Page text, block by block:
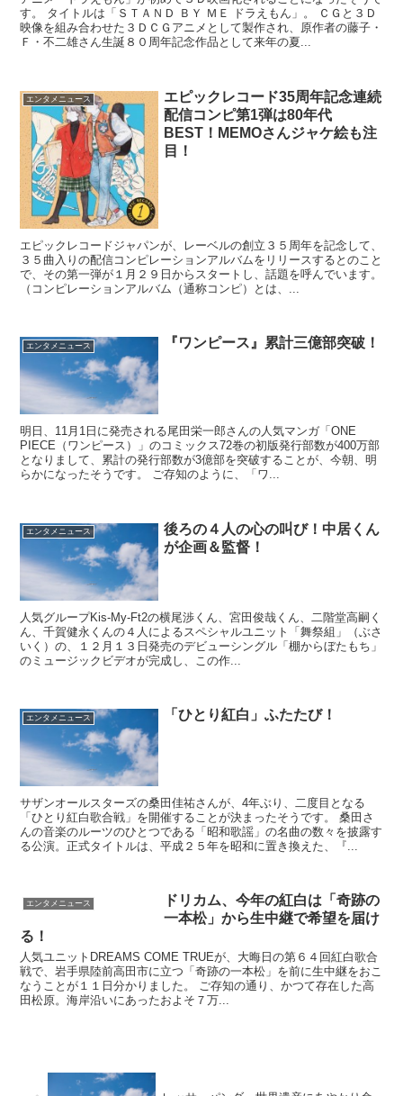
す。 タイトルは「ＳＴＡＮＤ ＢＹ ＭＥ ドラえもん」。 ＣＧと３Ｄ
映像を組み合わせた３ＤＣＧアニメとして製作され、原作者の藤子・
Ｆ・不二雄さん生誕８０周年記念作品として来年の夏...
エンタメニュース
エピックレコード35周年記念連続
配信コンピ第1弾は80年代
BEST！MEMOさんジャケ絵も注
目！
エピックレコードジャパンが、レーベルの創立３５周年を記念して、
３５曲入りの配信コンピレーションアルバムをリリースするとのこと
で、その第一弾が１月２９日からスタートし、話題を呼んでいます。
（コンピレーションアルバム（通称コンピ）とは、...
エンタメニュース 『ワンピース』累計三億部突破！
明日、11月1日に発売される尾田栄一郎さんの人気マンガ「ONE
PIECE（ワンピース）」のコミックス72巻の初版発行部数が400万部
となりまして、累計の発行部数が3億部を突破することが、今朝、明
らかになったそうです。 ご存知のように、「ワ...
エンタメニュース
後ろの４人の心の叫び！中居くん
が企画＆監督！
人気グループKis-My-Ft2の横尾渉くん、宮田俊哉くん、二階堂高嗣く
ん、千賀健永くんの４人によるスペシャルユニット「舞祭組」（ぶさ
いく）の、１２月１３日発売のデビューシングル「棚からぼたもち」
のミュージックビデオが完成し、この作...
エンタメニュース 「ひとり紅白」ふたたび！
サザンオールスターズの桑田佳祐さんが、4年ぶり、二度目となる
「ひとり紅白歌合戦」を開催することが決まったそうです。 桑田さ
んの音楽のルーツのひとつである「昭和歌謡」の名曲の数々を披露す
る公演。正式タイトルは、平成２５年を昭和に置き換えた、『...
エンタメニュース
ドリカム、今年の紅白は「奇跡の
一本松」から生中継で希望を届け
る！
人気ユニットDREAMS COME TRUEが、大晦日の第６４回紅白歌合
戦で、岩手県陸前高田市に立つ「奇跡の一本松」を前に生中継をおこ
なうことが１１日分かりました。 ご存知の通り、かつて存在した高
田松原。海岸沿いにあったおよそ７万...